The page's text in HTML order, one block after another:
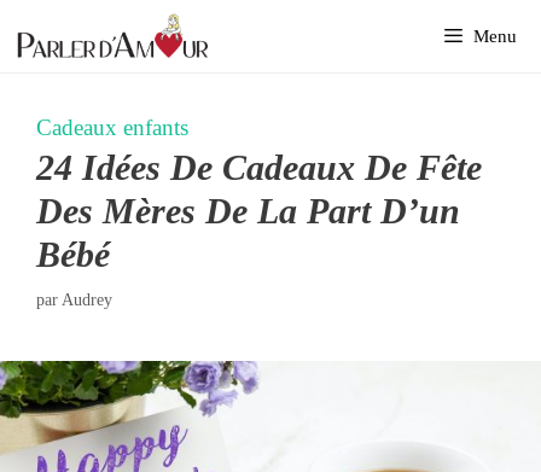
au
Menu
Cadeaux enfants
24 Idées De Cadeaux De Fête
Des Mères De La Part D’un
Bébé
par Audrey